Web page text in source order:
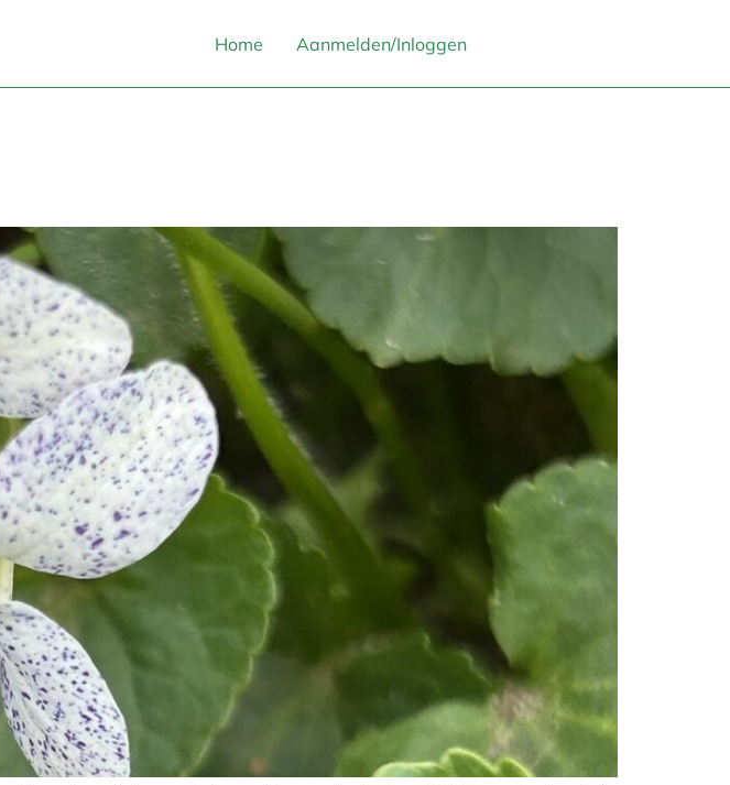
Home Aanmelden/Inloggen